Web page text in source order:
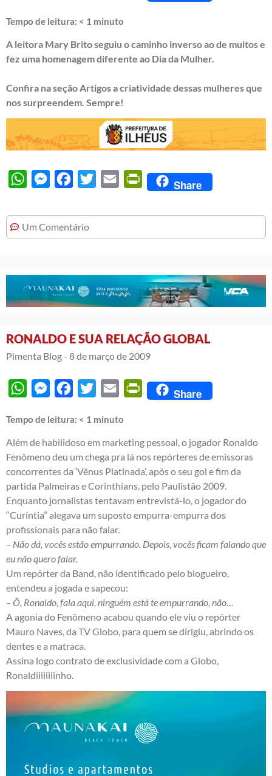
Tempo de leitura: < 1 minuto
A leitora Mary Brito seguiu o caminho inverso ao de muitos e
fez uma homenagem diferente ao Dia da Mulher.
Confira na seção Artigosa criatividade dessas mulheres que
nos surpreendem. Sempre!
WhatsAppMessengerFacebook
Twitter Email PrintFriendly
Share
Um Comentário
RONALDO E SUA RELAÇÃO GLOBAL
Pimenta Blog - 8 de março de 2009
WhatsAppMessengerFacebook
Twitter Email PrintFriendly
Share
Tempo de leitura: < 1 minuto
Além de habilidoso em marketing pessoal, o jogador Ronaldo
Fenômeno deu um chega pra lá nos repórteres de emissoras
concorrentes da ‘Vênus Platinada’, após o seu gol e fim da
partida Palmeiras e Corinthians, pelo Paulistão 2009.
Enquanto jornalistas tentavam entrevistá-lo, o jogador do
“Curíntia” alegava um suposto empurra-empurra dos
profissionais para não falar.
– Não dá, vocês estão empurrando. Depois, vocês ficam falando que
eu não quero falar.
Um repórter da Band, não identificado pelo blogueiro,
entendeu a jogada e sapecou:
– Ô, Ronaldo, fala aqui, ninguém está te empurrando, não…
A agonia do Fenômeno acabou quando ele viu o repórter
Mauro Naves, da TV Globo, para quem se dirigiu, abrindo os
dentes e a matraca.
Assina logo contrato de exclusividade com a Globo,
Ronaldiiiiiiiinho.